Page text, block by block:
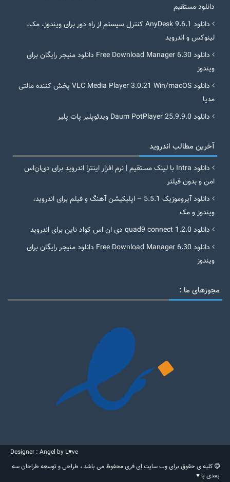
دانلود مستقیم
دانلود AnyDesk 9.6.1 کنترل سیستم از راه دور برای ویندوز، مک،
لینوکس و اندروید
دانلود Free Download Manager 6.30 دانلود منیجر رایگان برای
ویندوز
دانلود VLC Media Player 3.0.21 Win/macOS پخش کننده مالتی
مدیا
دانلود Daum PotPlayer 25.9.9.0 ویدئوپلیر پات پلیر
آخرین مطالب اندروید
دانلود Intra با لینک مستقیم | نرم افزار اینترا اندروید برای دی‌ان‌اس
امن و بدون فیلتر
دانلود آیروموزیک 5.5.1 – اپلیکیشن آهنگ و فیلم برای اندروید،
ویندوز و مک
دانلود quad9 connect 1.2.0 دی ان اس کواد ناین برای اندروید
دانلود Free Download Manager 6.30 دانلود منیجر رایگان برای
ویندوز
مجوزهای ما :
Designer : Angel by L♥ve
کلیه ی حقوق برای وب سایت اِی فری محفوظ می باشد ، طراحی و توسعه طراحان سه
بعدی با ♥